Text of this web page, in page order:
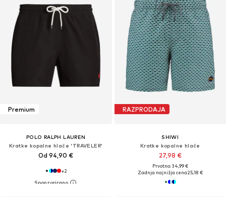
Premium
POLO RALPH LAUREN
Kratke kopalne hlače 'TRAVELER'
Od 94,90 €
+2
RAZPRODAJA
SHIWI
Kratke kopalne hlače
27,98 €
Prvotno: 34,99 €
Zadnja najnižja cena25,18 €